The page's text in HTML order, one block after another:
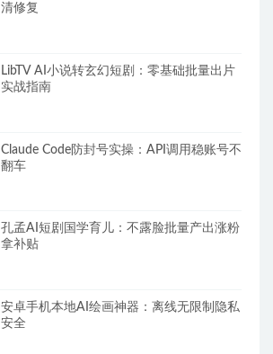
清修复
LibTV AI小说转玄幻短剧：零基础批量出片
实战指南
Claude Code防封号实操：API调用稳账号不
翻车
孔孟AI短剧国学育儿：不露脸批量产出涨粉
拿补贴
安卓手机本地AI绘画神器：离线无限制隐私
安全